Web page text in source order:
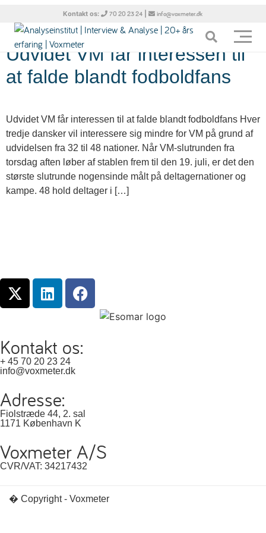
Kontakt os: 70 20 23 24 | info@voxmeter.dk
Dag: 11. juni 2026
Udvidet VM får interessen til
at falde blandt fodboldfans
Udvidet VM får interessen til at falde blandt fodboldfans Hver
tredje dansker vil interessere sig mindre for VM på grund af
udvidelsen fra 32 til 48 nationer. Når VM-slutrunden fra
torsdag aften løber af stablen frem til den 19. juli, er det den
største slutrunde nogensinde målt på deltagernationer og
kampe. 48 hold deltager i […]
Kontakt os:
+ 45 70 20 23 24
info@voxmeter.dk
Adresse:
Fiolstræde 44, 2. sal
1171 København K
Voxmeter A/S
CVR/VAT: 34217432
� Copyright - Voxmeter